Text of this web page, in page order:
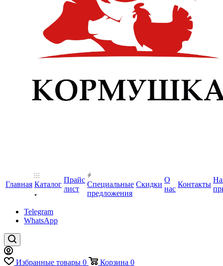
Главная Каталог
Прайс
лист
Специальные
предложения
Скидки
О
нас
Контакты
Telegram
WhatsApp
Избранные товары 0 Корзина 0